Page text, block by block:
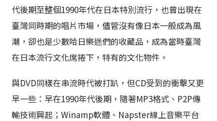
代後期至整個1990年代在日本特別流行，也曾出現在
臺灣同時期的唱片市場，儘管沒有像日本一般成為風
潮，卻也是少數哈日樂迷們的收藏品，成為當時臺灣
在日本流行文化席捲下，特有的文化物件。
與DVD同樣在串流時代被打趴，但CD受到的衝擊又更
早一些：早在1990年代後期，隨著MP3格式、P2P傳
輸技術興起；Winamp軟體、Napster線上音樂平台